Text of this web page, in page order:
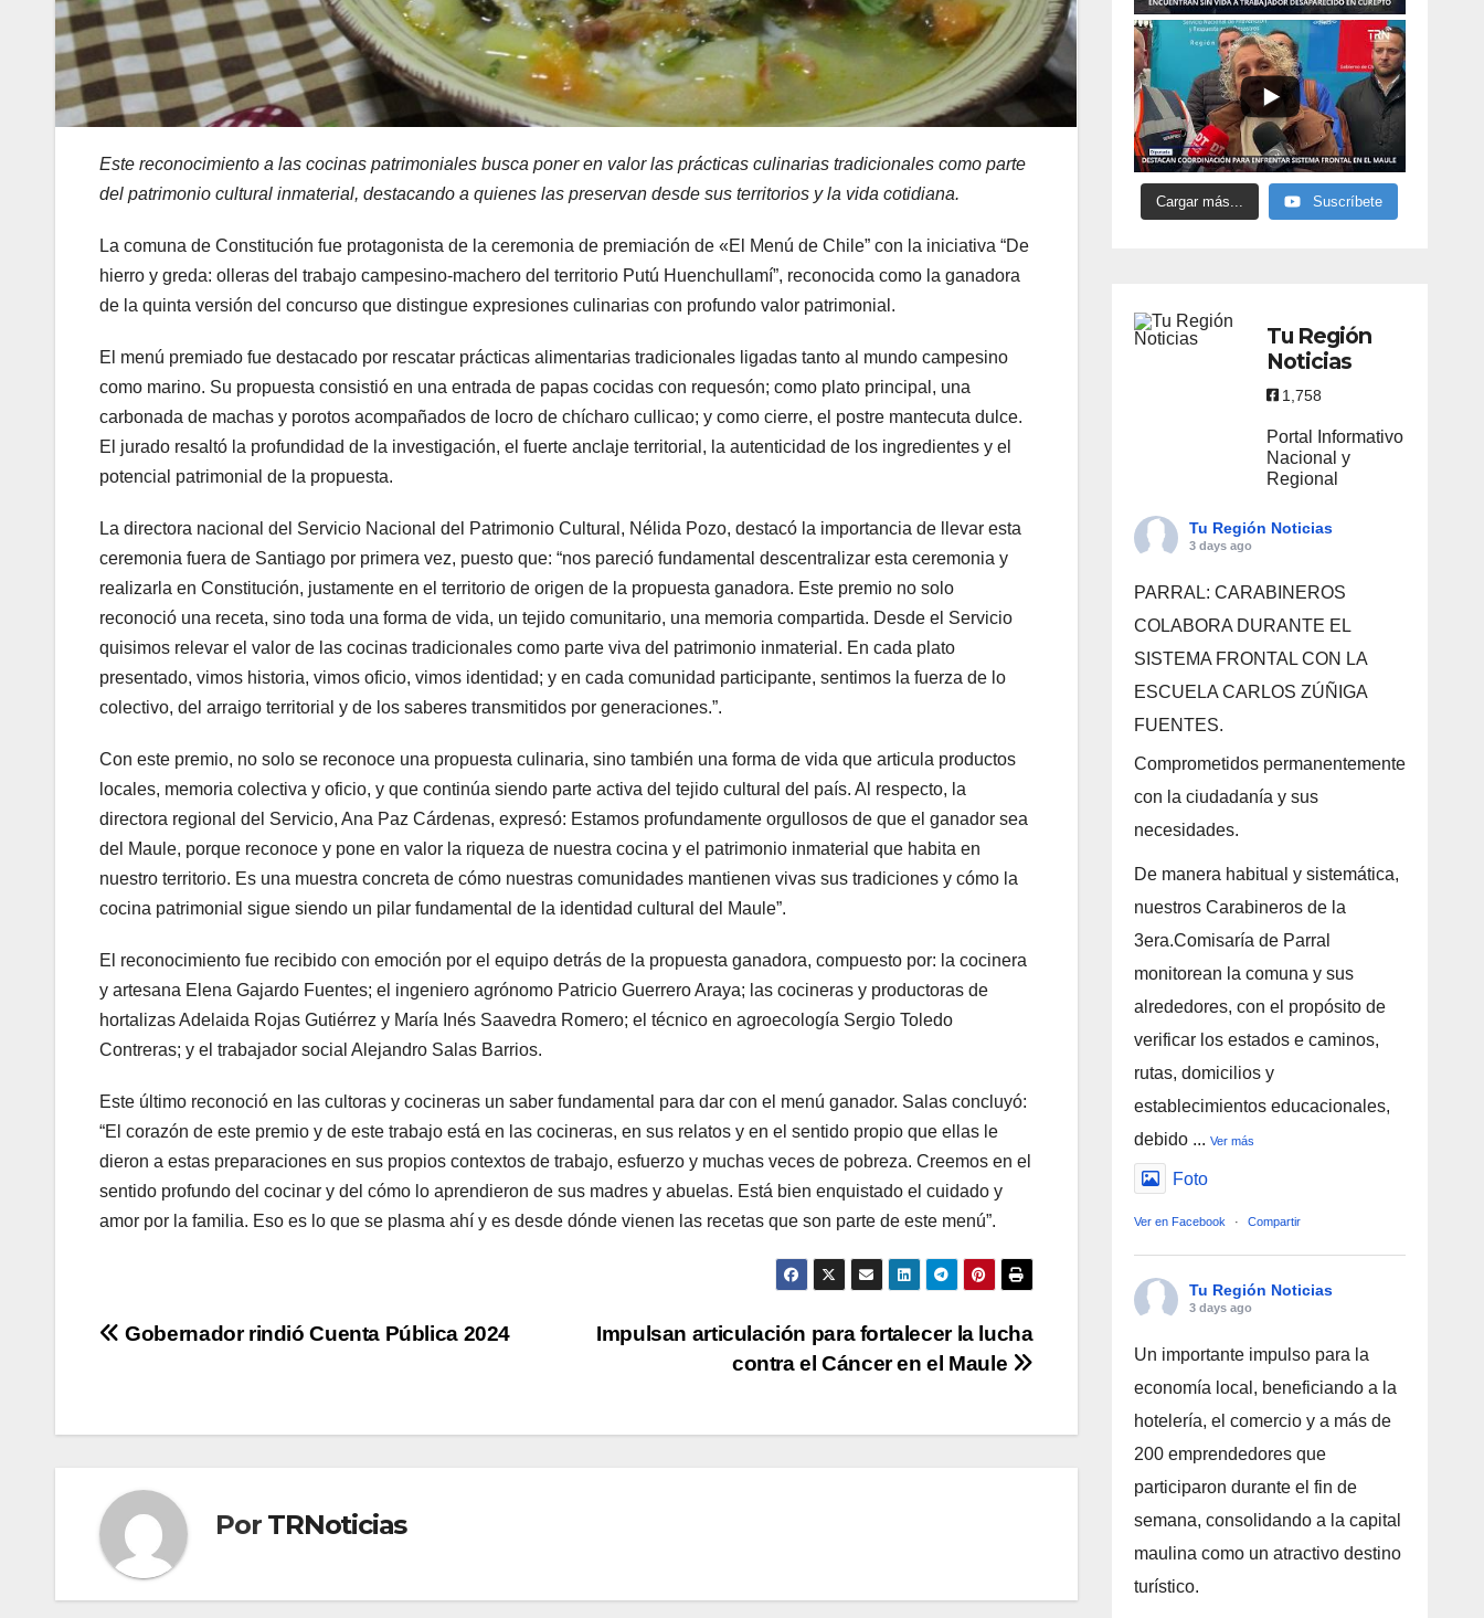
Este reconocimiento a las cocinas patrimoniales busca poner en valor las prácticas culinarias tradicionales como parte
del patrimonio cultural inmaterial, destacando a quienes las preservan desde sus territorios y la vida cotidiana.
La comuna de Constitución fue protagonista de la ceremonia de premiación de «El Menú de Chile” con la iniciativa “De
hierro y greda: olleras del trabajo campesino-machero del territorio Putú Huenchullamí”, reconocida como la ganadora
de la quinta versión del concurso que distingue expresiones culinarias con profundo valor patrimonial.
El menú premiado fue destacado por rescatar prácticas alimentarias tradicionales ligadas tanto al mundo campesino
como marino. Su propuesta consistió en una entrada de papas cocidas con requesón; como plato principal, una
carbonada de machas y porotos acompañados de locro de chícharo cullicao; y como cierre, el postre mantecuta dulce.
El jurado resaltó la profundidad de la investigación, el fuerte anclaje territorial, la autenticidad de los ingredientes y el
potencial patrimonial de la propuesta.
La directora nacional del Servicio Nacional del Patrimonio Cultural, Nélida Pozo, destacó la importancia de llevar esta
ceremonia fuera de Santiago por primera vez, puesto que: “nos pareció fundamental descentralizar esta ceremonia y
realizarla en Constitución, justamente en el territorio de origen de la propuesta ganadora. Este premio no solo
reconoció una receta, sino toda una forma de vida, un tejido comunitario, una memoria compartida. Desde el Servicio
quisimos relevar el valor de las cocinas tradicionales como parte viva del patrimonio inmaterial. En cada plato
presentado, vimos historia, vimos oficio, vimos identidad; y en cada comunidad participante, sentimos la fuerza de lo
colectivo, del arraigo territorial y de los saberes transmitidos por generaciones.”.
Con este premio, no solo se reconoce una propuesta culinaria, sino también una forma de vida que articula productos
locales, memoria colectiva y oficio, y que continúa siendo parte activa del tejido cultural del país. Al respecto, la
directora regional del Servicio, Ana Paz Cárdenas, expresó: Estamos profundamente orgullosos de que el ganador sea
del Maule, porque reconoce y pone en valor la riqueza de nuestra cocina y el patrimonio inmaterial que habita en
nuestro territorio. Es una muestra concreta de cómo nuestras comunidades mantienen vivas sus tradiciones y cómo la
cocina patrimonial sigue siendo un pilar fundamental de la identidad cultural del Maule”.
El reconocimiento fue recibido con emoción por el equipo detrás de la propuesta ganadora, compuesto por: la cocinera
y artesana Elena Gajardo Fuentes; el ingeniero agrónomo Patricio Guerrero Araya; las cocineras y productoras de
hortalizas Adelaida Rojas Gutiérrez y María Inés Saavedra Romero; el técnico en agroecología Sergio Toledo
Contreras; y el trabajador social Alejandro Salas Barrios.
Este último reconoció en las cultoras y cocineras un saber fundamental para dar con el menú ganador. Salas concluyó:
“El corazón de este premio y de este trabajo está en las cocineras, en sus relatos y en el sentido propio que ellas le
dieron a estas preparaciones en sus propios contextos de trabajo, esfuerzo y muchas veces de pobreza. Creemos en el
sentido profundo del cocinar y del cómo lo aprendieron de sus madres y abuelas. Está bien enquistado el cuidado y
amor por la familia. Eso es lo que se plasma ahí y es desde dónde vienen las recetas que son parte de este menú”.
Navegación
entradas
Impulsan articulación para fortalecer la lucha
contra el Cáncer en el Maule
Gobernador rindió Cuenta Pública 2024
Por TRNoticias
Cargar más... Suscríbete
Tu Región
Noticias
1,758
Portal Informativo
Nacional y
Regional
Tu Región Noticias
3 days ago
PARRAL: CARABINEROS
COLABORA DURANTE EL
SISTEMA FRONTAL CON LA
ESCUELA CARLOS ZÚÑIGA
FUENTES.
Comprometidos permanentemente
con la ciudadanía y sus
necesidades.
De manera habitual y sistemática,
nuestros Carabineros de la
3era.Comisaría de Parral
monitorean la comuna y sus
alrededores, con el propósito de
verificar los estados e caminos,
rutas, domicilios y
establecimientos educacionales,
debido ... Ver más
Foto
Ver en Facebook · Compartir
Tu Región Noticias
3 days ago
Un importante impulso para la
economía local, beneficiando a la
hotelería, el comercio y a más de
200 emprendedores que
participaron durante el fin de
semana, consolidando a la capital
maulina como un atractivo destino
turístico.